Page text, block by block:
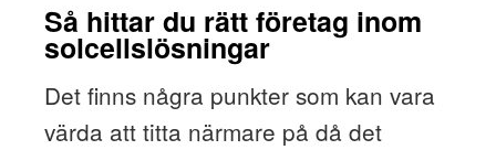
Så hittar du rätt företag inom
solcellslösningar
Det finns några punkter som kan vara
värda att titta närmare på då det